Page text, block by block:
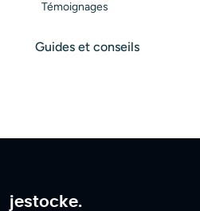
Témoignages
Guides et conseils
jestocke.